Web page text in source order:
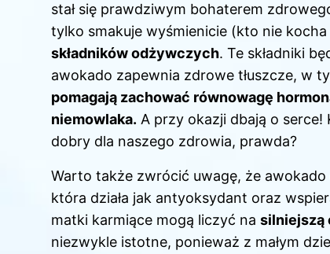
stał się prawdziwym bohaterem
tylko smakuje wyśmienicie (kto nie
składników odżywczych. Te składniki
awokado zapewnia zdrowe tłuszcze, w
pomagają zachować równowagę
niemowlaka. A przy okazji dbają o serce!
dobry dla naszego zdrowia, prawda?
Warto także zwrócić uwagę, że
która działa jak antyoksydant oraz
matki karmiące mogą liczyć na silniejszą
niezwykle istotne, ponieważ z małym